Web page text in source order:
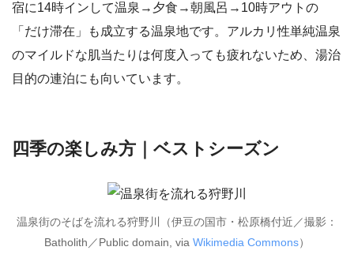
宿に14時インして温泉→夕食→朝風呂→10時アウトの
「だけ滞在」も成立する温泉地です。アルカリ性単純温泉
のマイルドな肌当たりは何度入っても疲れないため、湯治
目的の連泊にも向いています。
四季の楽しみ方｜ベストシーズン
温泉街のそばを流れる狩野川（伊豆の国市・松原橋付近／撮影：
Batholith／Public domain, via Wikimedia Commons）